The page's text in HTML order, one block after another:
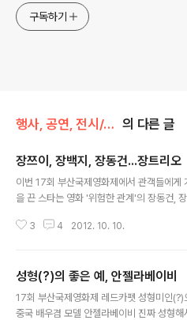
구독하기
행사, 공연, 전시/행사 의 다른 글
장쯔이, 장백지, 장동건...장트리오
이번 17회 부산국제영화제에서 관객들에게
을 끈 스타는 영화 '위험한 관계'의 장동건,
있었다고... 이번에 장쯔이, 장백지를 실제로
나온다네요...ㄷㄷㄷㄷ '정여사'코니에서 브라
(?) ㅋ 마지막 장쯔이, 장백지 세로 사진은
상 상,하 2장 찍어서 합성한 사진입니다
3 4 2012. 10. 10.
성형(?)의 좋은 예, 안젤라베이비
17회 부산국제영화제 레드카펫 성형미인(?)
중국 배우겸 모델 안젤라베이비 진짜 성형해